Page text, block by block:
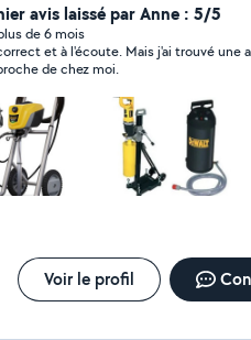
mitrailleuse ba13, marteau
entre 2 à 4x moins cher
conseillons également pour vos
nous pouvons également
afin de réaliser un devis gratuitement
travaux. Alors n'hésitez plus!
avis laissé par Anne : 5/5
de 6 mois
et à l'écoute. Mais j'ai trouvé une
de chez moi.
Voir le profil